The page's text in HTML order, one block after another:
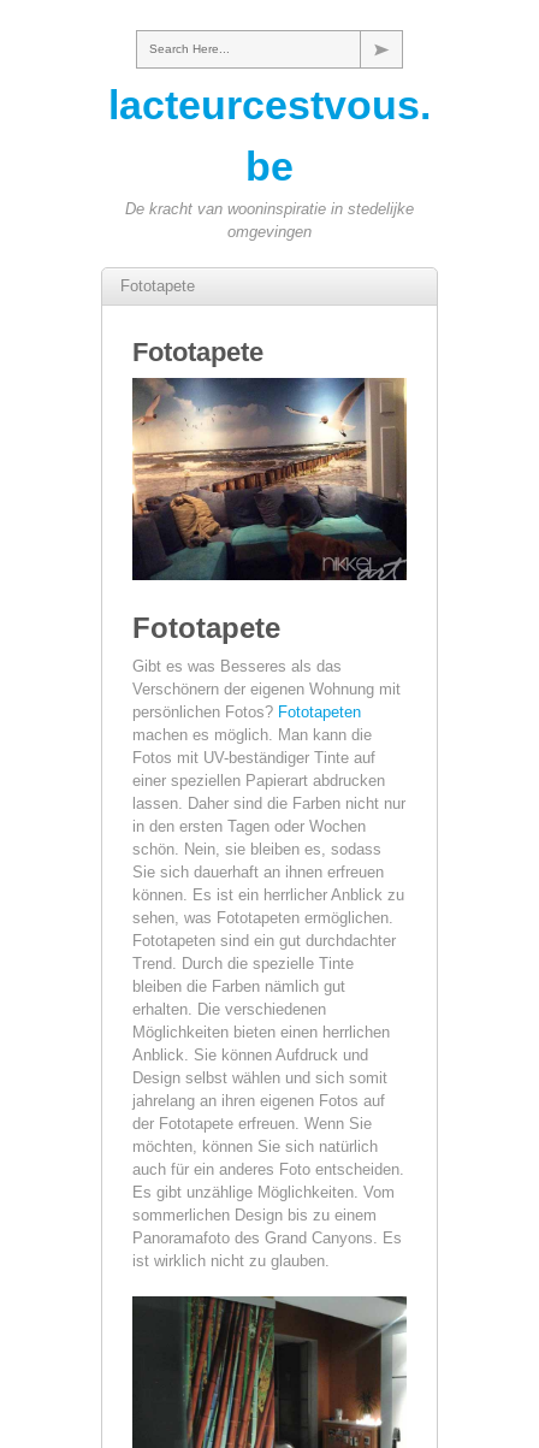
Search Here...
lacteurcestvous.
be
De kracht van wooninspiratie in stedelijke
omgevingen
Fototapete
Fototapete
Fototapete
Gibt es was Besseres als das
Verschönern der eigenen Wohnung mit
persönlichen Fotos? Fototapeten
machen es möglich. Man kann die
Fotos mit UV-beständiger Tinte auf
einer speziellen Papierart abdrucken
lassen. Daher sind die Farben nicht nur
in den ersten Tagen oder Wochen
schön. Nein, sie bleiben es, sodass
Sie sich dauerhaft an ihnen erfreuen
können. Es ist ein herrlicher Anblick zu
sehen, was Fototapeten ermöglichen.
Fototapeten sind ein gut durchdachter
Trend. Durch die spezielle Tinte
bleiben die Farben nämlich gut
erhalten. Die verschiedenen
Möglichkeiten bieten einen herrlichen
Anblick. Sie können Aufdruck und
Design selbst wählen und sich somit
jahrelang an ihren eigenen Fotos auf
der Fototapete erfreuen. Wenn Sie
möchten, können Sie sich natürlich
auch für ein anderes Foto entscheiden.
Es gibt unzählige Möglichkeiten. Vom
sommerlichen Design bis zu einem
Panoramafoto des Grand Canyons. Es
ist wirklich nicht zu glauben.